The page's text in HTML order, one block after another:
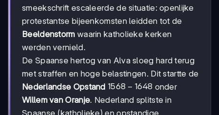
smeekschrift escaleerde de situatie: openlijke
protestantse bijeenkomsten leidden tot de
Beeldenstorm waarin katholieke kerken
werden vernield.
De Spaanse hertog van Alva sloeg hard terug
met straffen en hoge belastingen. Dit startte de
Nederlandse Opstand 1568-
1648
1568 − 1648 onder
Willem van Oranje. Nederland splitste in
Spaanse (katholieke) en opstandige